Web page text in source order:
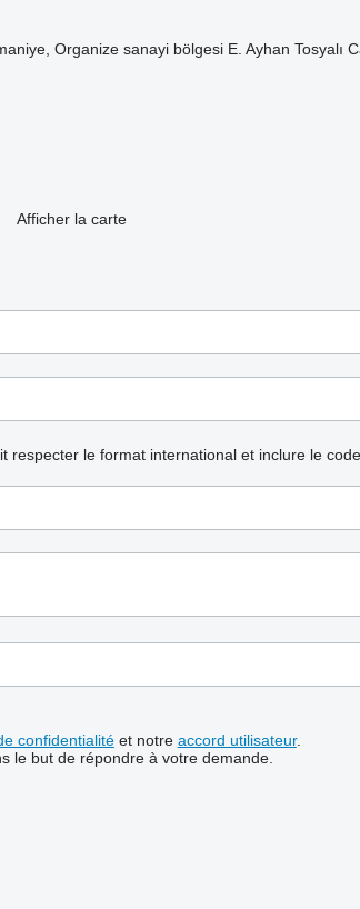
Organize sanayi bölgesi E. Ayhan Tosyalı
Afficher la carte
respecter le format international et inclure le
confidentialitéet notre accord utilisateur.
le but de répondre à votre demande.